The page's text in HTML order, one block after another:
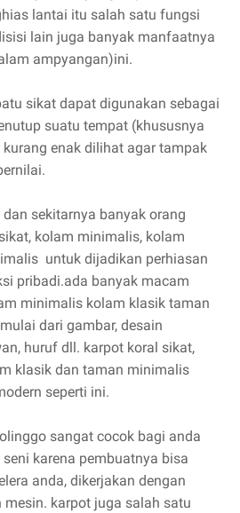
lantai itu salah satu fungsi
lain juga banyak manfaatnya
ampyangan)ini.
sikat dapat digunakan sebagai
suatu tempat (khususnya
enak dilihat agar tampak
sekitarnya banyak orang
kolam minimalis, kolam
untuk dijadikan perhiasan
pribadi.ada banyak macam
minimalis kolam klasik taman
dari gambar, desain
huruf dll. karpot koral sikat,
klasik dan taman minimalis
seperti ini.
sangat cocok bagi anda
karena pembuatnya bisa
anda, dikerjakan dengan
karpot juga salah satu